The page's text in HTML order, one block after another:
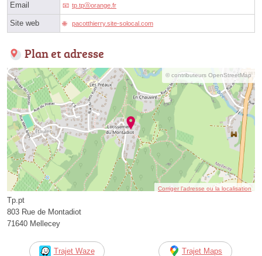
Email tp.tpⓐorange.fr
Site web pacotthierry.site-solocal.com
Plan et adresse
© contributeurs OpenStreetMap
Corriger l’adresse ou la localisation
Tp.pt
803 Rue de Montadiot
71640 Mellecey
Trajet Waze Trajet Maps